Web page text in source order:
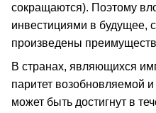
сокращаются). Поэтому
инвестициями в будущее,
произведены
В странах, являющихся
паритет возобновляемой
может быть достигнут в